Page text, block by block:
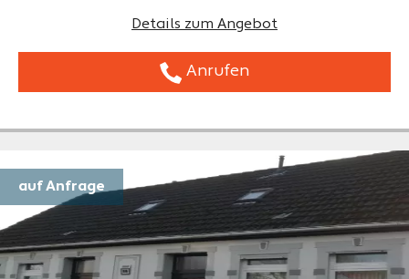
Details zum Angebot
Anrufen
auf Anfrage